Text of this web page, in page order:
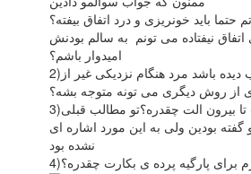
حتما باید خونریزی و درد اتفاق بیفته؟
نیفتاده می تونم به سالم بودنش
امیدوار باشم؟
2)اگر پرده ی بکارت اسیب دیده باشد مرد هنگام نزدیکی غیر از
از روش دیگری می تونه متوجه بشه؟
3)فاصله ی پرده ی بکارت تا بیرون الت چقدره؟تو مطالب قبلی
بودین ولی به این مورد اشاره ای
نشده بود
برای پارگیه پرده ی بکارت چقدره؟